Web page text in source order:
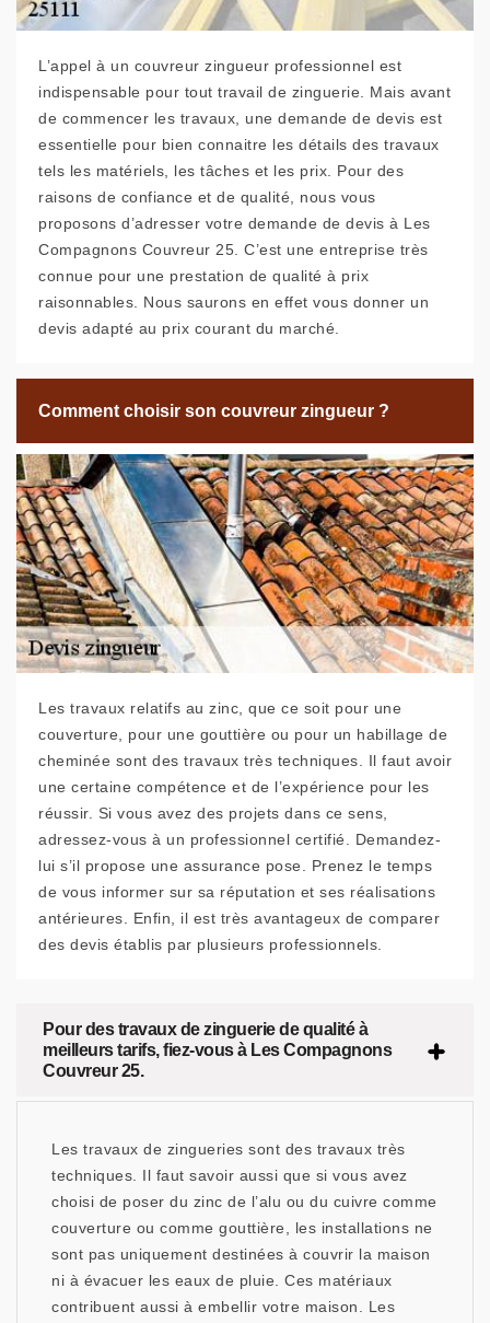
L’appel à un couvreur zingueur professionnel est
indispensable pour tout travail de zinguerie. Mais avant
de commencer les travaux, une demande de devis est
essentielle pour bien connaitre les détails des travaux
tels les matériels, les tâches et les prix. Pour des
raisons de confiance et de qualité, nous vous
proposons d’adresser votre demande de devis à Les
Compagnons Couvreur 25. C’est une entreprise très
connue pour une prestation de qualité à prix
raisonnables. Nous saurons en effet vous donner un
devis adapté au prix courant du marché.
Comment choisir son couvreur zingueur ?
Les travaux relatifs au zinc, que ce soit pour une
couverture, pour une gouttière ou pour un habillage de
cheminée sont des travaux très techniques. Il faut avoir
une certaine compétence et de l’expérience pour les
réussir. Si vous avez des projets dans ce sens,
adressez-vous à un professionnel certifié. Demandez-
lui s’il propose une assurance pose. Prenez le temps
de vous informer sur sa réputation et ses réalisations
antérieures. Enfin, il est très avantageux de comparer
des devis établis par plusieurs professionnels.
Pour des travaux de zinguerie de qualité à
meilleurs tarifs, fiez-vous à Les Compagnons
Couvreur 25.
Les travaux de zingueries sont des travaux très
techniques. Il faut savoir aussi que si vous avez
choisi de poser du zinc de l’alu ou du cuivre comme
couverture ou comme gouttière, les installations ne
sont pas uniquement destinées à couvrir la maison
ni à évacuer les eaux de pluie. Ces matériaux
contribuent aussi à embellir votre maison. Les